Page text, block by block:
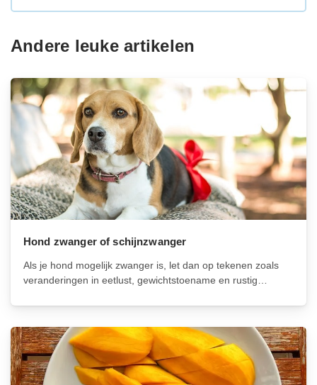
Andere leuke artikelen
Hond zwanger of schijnzwanger
Als je hond mogelijk zwanger is, let dan op tekenen zoals
veranderingen in eetlust, gewichtstoename en rustig
voeding en regelmatige dierenartscontroles.
Schijnzwangerschap bij honden wordt veroorzaakt door
hormonale veranderingen en kan symptomen...